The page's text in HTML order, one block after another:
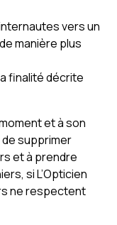
vers un
manière plus
finalité décrite
et à son
supprimer
et à prendre
si L’Opticien
ne respectent